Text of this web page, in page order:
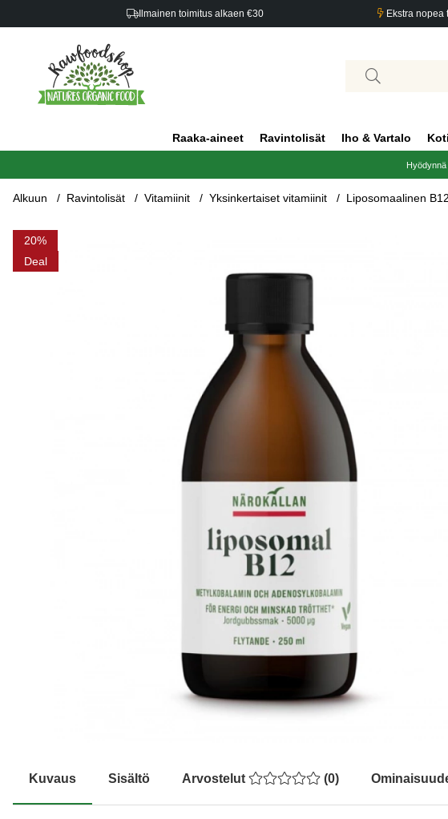
Ilmainen toimitus alkaen €30 Ekstra nopea
Raaka-aineet Ravintolisät Iho & Vartalo
Alkuun Ravintolisät Vitamiinit Yksinkertaiset vitamiinit Liposomaalinen
20
Deal
Tuotekuvat Liposomaalinen B12 5000 mcg 250 ml
Kuvaus Sisältö Arvostelut (0)